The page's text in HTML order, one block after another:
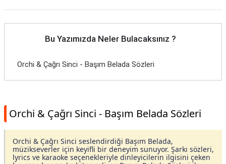
Bu Yazımızda Neler Bulacaksınız ?
Orchi & Çağrı Sinci - Başım Belada Sözleri
Orchi & Çağrı Sinci - Başım Belada Sözleri
Orchi & Çağrı Sinci seslendirdiği Başım Belada,
müzikseverler için keyifli bir deneyim sunuyor. Şarkı sözleri,
lyrics ve karaoke seçenekleriyle dinleyicilerin ilgisini çeken